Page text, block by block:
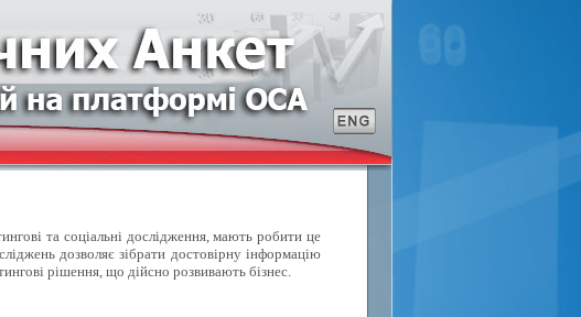
та соціальні дослідження, мають робити це
дозволяє зібрати достовірну інформацію
рішення, що дійсно розвивають бізнес.